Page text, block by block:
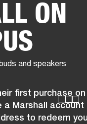
PROFESSIONNELLES
MARSHALL RECORDS
ON
first purchase on
a Marshall account
to redeem
and speakers